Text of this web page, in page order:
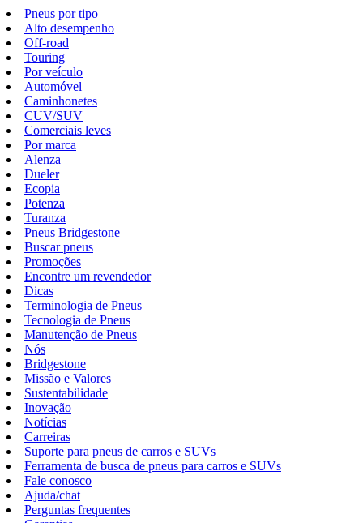
Pneus por tipo
Alto desempenho
Off-road
Touring
Por veículo
Automóvel
Caminhonetes
CUV/SUV
Comerciais leves
Por marca
Alenza
Dueler
Ecopia
Potenza
Turanza
Pneus Bridgestone
Buscar pneus
Promoções
Encontre um revendedor
Dicas
Terminologia de Pneus
Tecnologia de Pneus
Manutenção de Pneus
Nós
Bridgestone
Missão e Valores
Sustentabilidade
Inovação
Notícias
Carreiras
Suporte para pneus de carros e SUVs
Ferramenta de busca de pneus para carros e SUVs
Fale conosco
Ajuda/chat
Perguntas frequentes